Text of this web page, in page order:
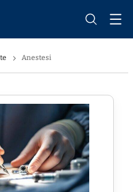
Anestesi